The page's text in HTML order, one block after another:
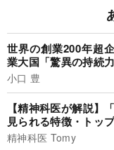
世界の創業200年超
業大国「驚異の持続
小口 豊
【精神科医が解説】
見られる特徴・トッ
精神科医 Tomy